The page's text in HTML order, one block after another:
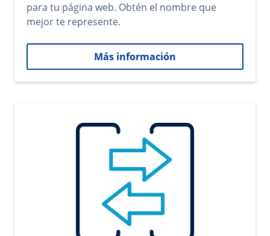
para tu página web. Obtén el nombre que
mejor te represente.
Más información